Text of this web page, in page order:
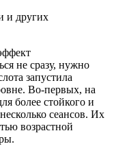
и других
не сразу, нужно
запустила
Во-первых, на
более стойкого и
сеансов. Их
возрастной